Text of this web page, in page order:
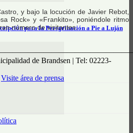
para la Peregrinación a Pie a Luján
y bajo la locución de Javier Rebot,
Rock» y «Frankito», poniéndole ritmo
número de visitantes.
de Brandsen | Tel: 02223-
Visite área de prensa